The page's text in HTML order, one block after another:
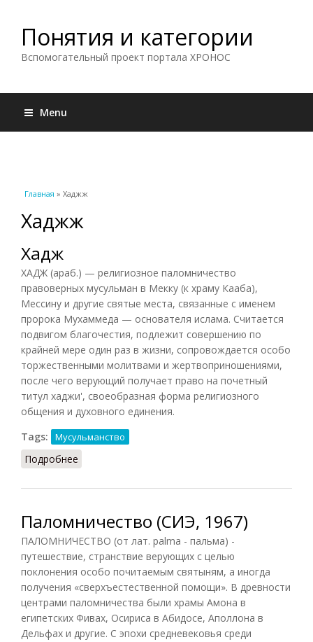
Понятия и категории
Вспомогательный проект портала ХРОНОС
Menu
Вы здесь
Главная » Хаджж
Хаджж
Хадж
ХАДЖ (араб.) — религиозное паломничество
правоверных мусульман в Мекку (к храму Кааба),
Мессину и другие святые места, связанные с именем
пророка Мухаммеда — основателя ислама. Считается
подвигом благочестия, подлежит совершению по
крайней мере один раз в жизни, сопровождается особо
торжественными молитвами и жертвоприношениями,
после чего верующий получает право на почетный
титул хаджи', своеобразная форма религиозного
общения и духовного единения.
Tags:
Мусульманство
Подробнее
Паломничество (СИЭ, 1967)
ПАЛОМНИЧЕСТВО (от лат. palma - пальма) -
путешествие, странствие верующих с целью
поклонения особо почитаемым святыням, а иногда
получения «сверхъестественной помощи». В древности
центрами паломничества были храмы Амона в
египетских Фивах, Осириса в Абидосе, Аполлона в
Дельфах и другие. С эпохи средневековья среди